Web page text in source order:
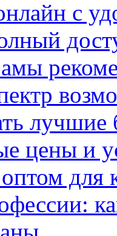
с
цены и
для